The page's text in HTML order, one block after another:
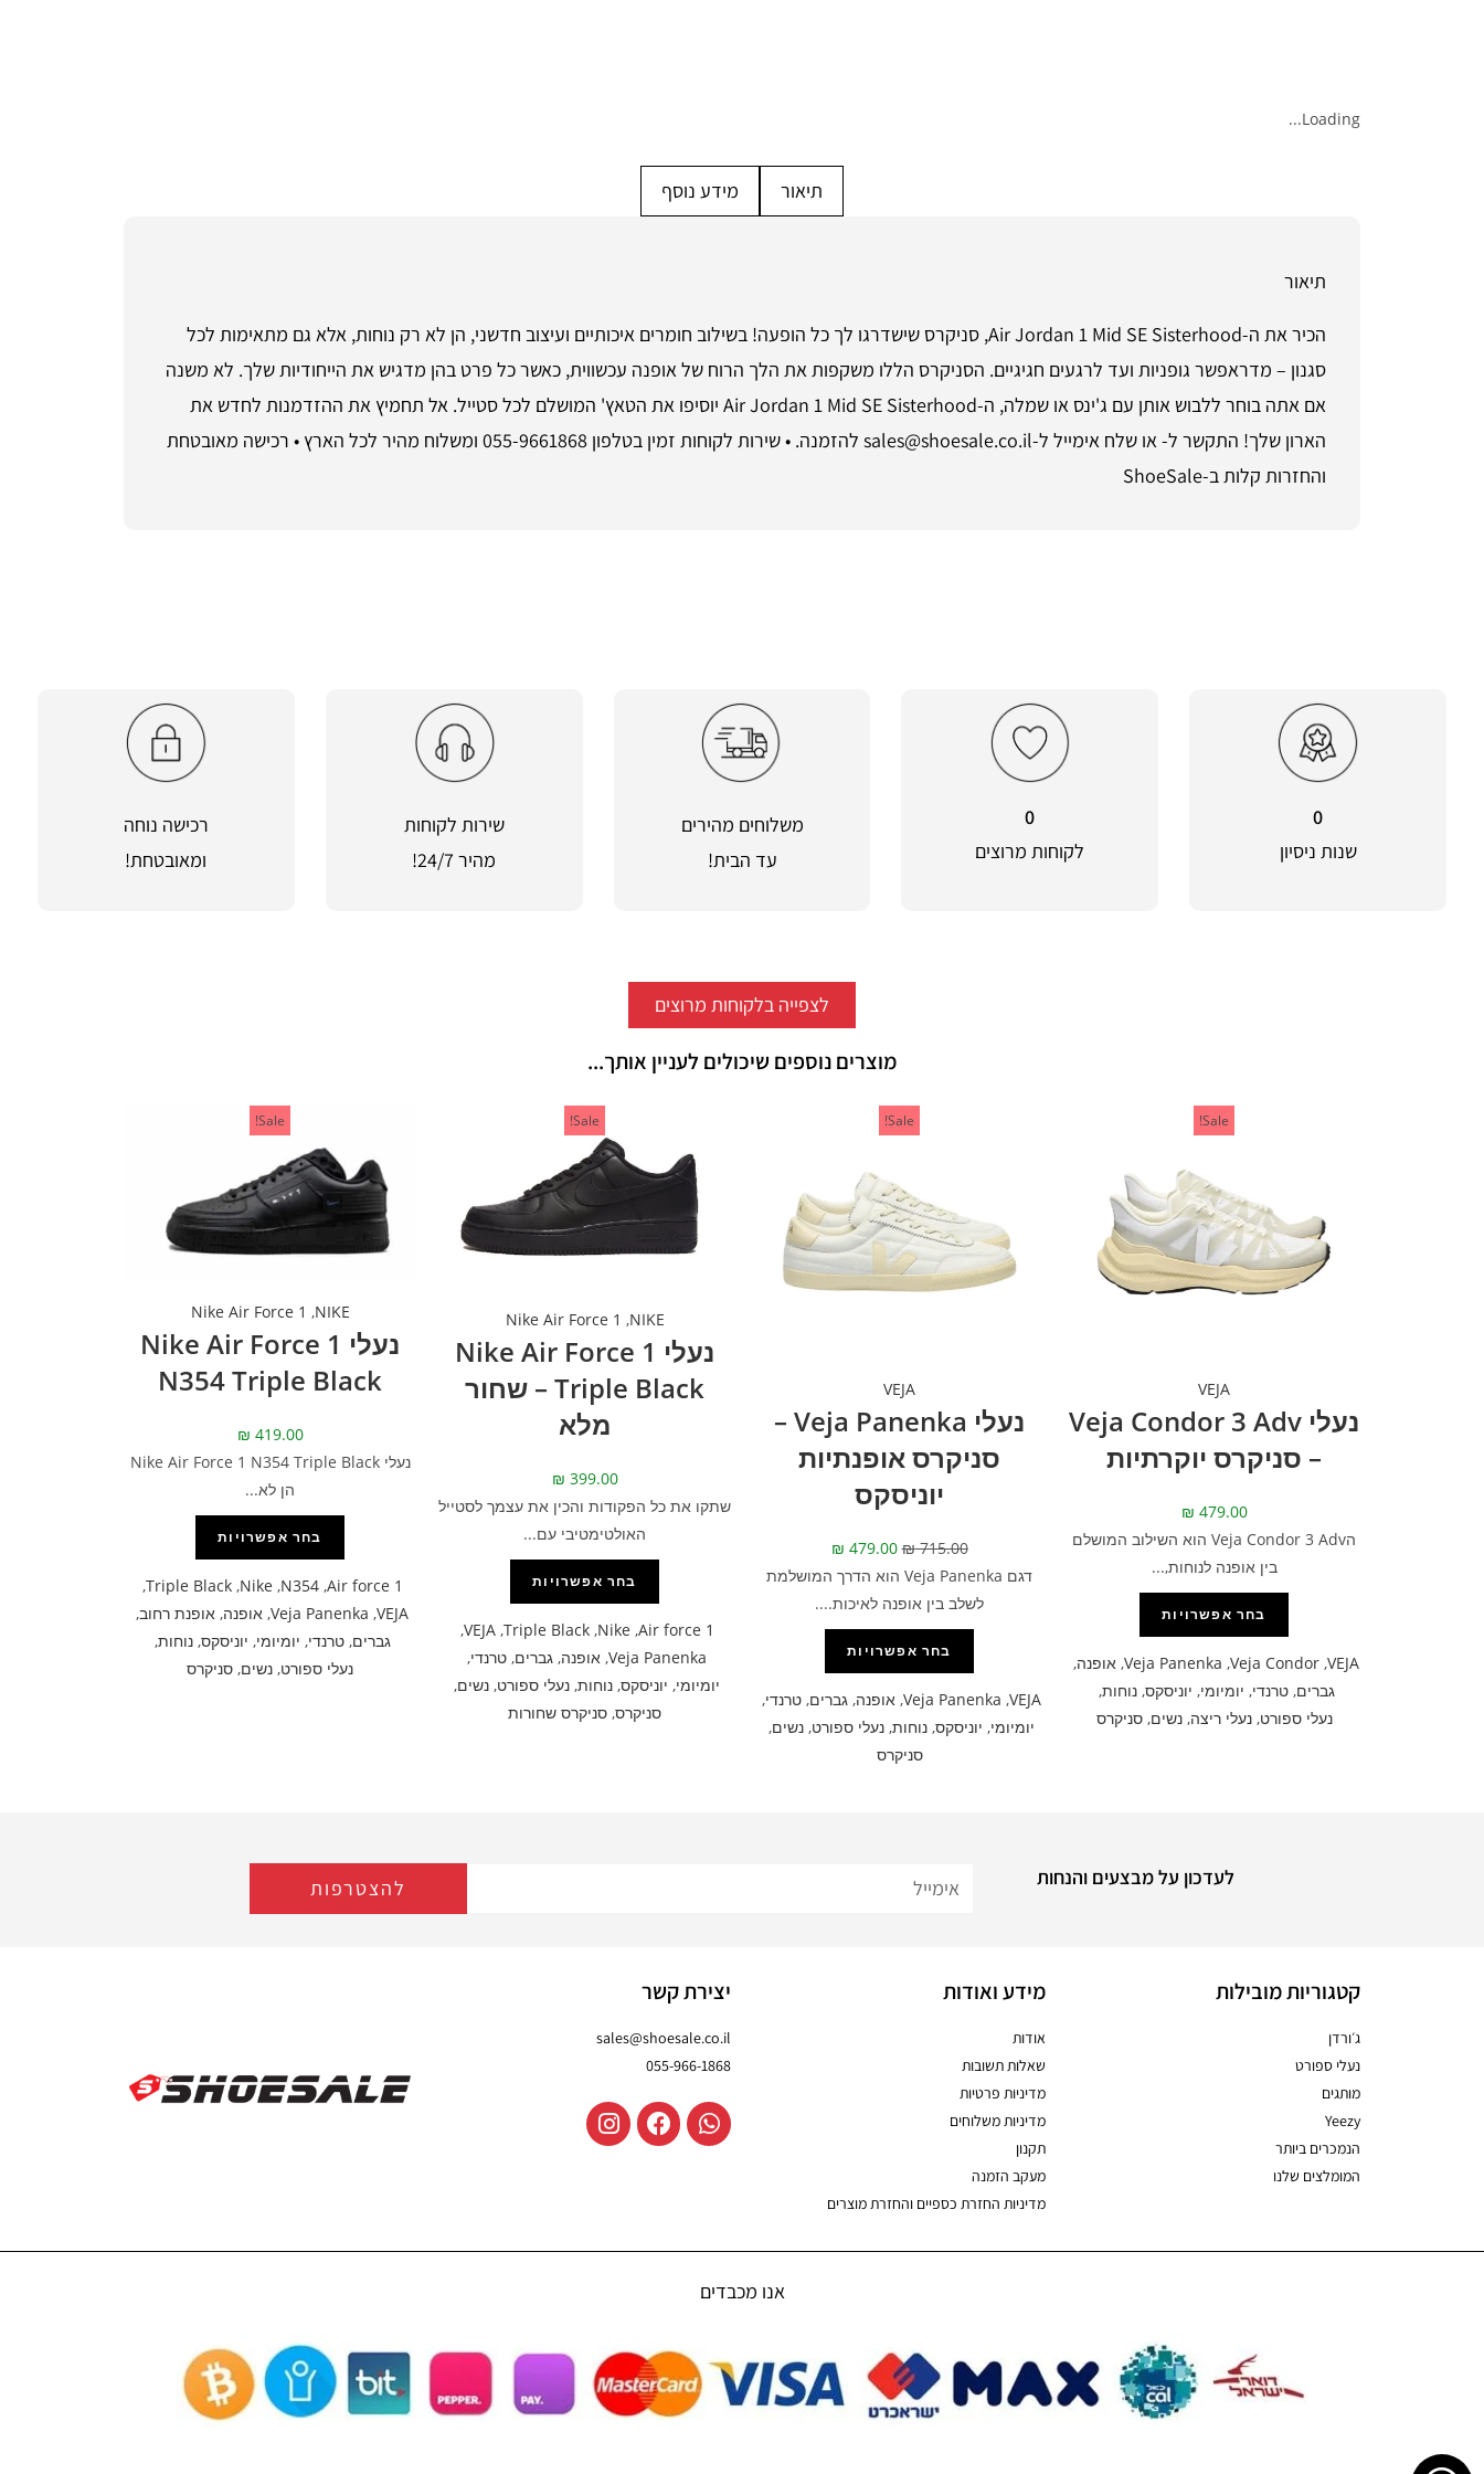
Loading...
תיאור מידע נוסף
תיאור
הכיר את ה-Air Jordan 1 Mid SE Sisterhood, סניקרס שישדרגו לך כל הופעה! בשילוב חומרים איכותיים ועיצוב חדשני, הן לא רק נוחות, אלא גם מתאימות לכל
סגנון – מדראפשר גופניות ועד לרגעים חגיגיים. הסניקרס הללו משקפות את הלך הרוח של אופנה עכשווית, כאשר כל פרט בהן מדגיש את הייחודיות שלך. לא משנה
אם אתה בוחר ללבוש אותן עם ג'ינס או שמלה, ה-Air Jordan 1 Mid SE Sisterhood יוסיפו את הטאץ' המושלם לכל סטייל. אל תחמיץ את ההזדמנות לחדש את
הארון שלך! התקשר ל- או שלח אימייל ל-sales@shoesale.co.il להזמנה. • שירות לקוחות זמין בטלפון 055-9661868 ומשלוח מהיר לכל הארץ • רכישה מאובטחת
והחזרות קלות ב-ShoeSale
0
שנות ניסיון
0
לקוחות מרוצים
משלוחים מהירים
עד הבית!
שירות לקוחות
מהיר 24/7!
רכישה נוחה
ומאובטחת!
לצפייה בלקוחות מרוצים
מוצרים נוספים שיכולים לעניין אותך...
Sale!
VEJA
נעלי Veja Condor 3 Adv
– סניקרס יוקרתיות
₪ 479.00
הVeja Condor 3 Adv הוא השילוב המושלם
בין אופנה לנוחות,...
בחר אפשרויות
VEJA
,
Veja Condor
,
Veja Panenka
, אופנה,
גברים,טרנדי, יומיומי, יוניסקס,נוחות,
נעלי ספורט,נעלי ריצה,נשים,סניקרס
Sale!
VEJA
נעלי Veja Panenka –
סניקרס אופנתיות
יוניסקס
₪715.00
₪ 479.00
דגם Veja Panenka הוא הדרך המושלמת
לשלב בין אופנה לאיכות....
בחר אפשרויות
VEJA
,
Veja Panenka
, אופנה, גברים, טרנדי,
יומיומי, יוניסקס, נוחות, נעלי ספורט, נשים,
סניקרס
Sale!
NIKE
,
Nike Air Force 1
נעלי Nike Air Force 1
Triple Black – שחור
מלא
₪ 399.00
שתקו את כל הפקודות והכין את עצמך לסטייל
האולטימטיבי עם...
בחר אפשרויות
Air force 1
,
Nike
,
Triple Black
,
VEJA
,
Veja Panenka
, אופנה, גברים, טרנדי,
יומיומי, יוניסקס, נוחות, נעלי ספורט, נשים,
סניקרס, סניקרס שחורות
Sale!
NIKE
,
Nike Air Force 1
נעלי Nike Air Force 1
N354 Triple Black
₪ 419.00
נעלי Nike Air Force 1 N354 Triple Black
הן לא...
בחר אפשרויות
Air force 1
,
N354
,
Nike
,
Triple Black
,
VEJA
,
Veja Panenka
, אופנה, אופנת רחוב,
גברים,טרנדי, יומיומי, יוניסקס,נוחות,
נעלי ספורט, נשים, סניקרס
לעדכון על מבצעים והנחות להצטרפות
קטגוריות מובילות
ג׳ורדן
נעלי ספורט
מותגים
Yeezy
הנמכרים ביותר
המומלצים שלנו
מידע ואודות
אודות
שאלות תשובות
מדיניות פרטיות
מדיניות משלוחים
תקנון
מעקב הזמנה
מדיניות החזרת כספיים והחזרת מוצרים
יצירת קשר
sales@shoesale.co.il
055-966-1868
אנו מכבדים